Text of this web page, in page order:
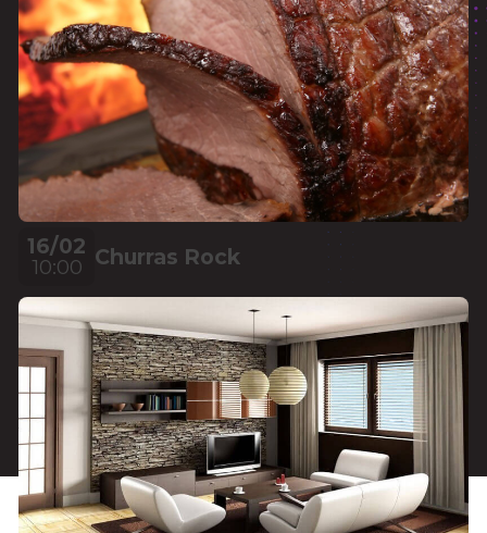
16/02
10:00 Churras Rock